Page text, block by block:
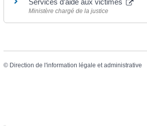
Services d’aide aux victimes
Ministère chargé de la justice
© Direction de l'information légale et administrative